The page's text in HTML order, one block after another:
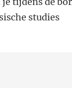
studies